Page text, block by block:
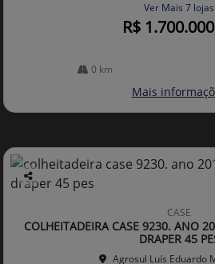
Ver Mais 7 lojas
R$
0 km
Mais
Co
arti
lhe
CASE
COLHEITADEIRA CASE 9230. ANO
DRAPER 45
Agrosul Luís Eduardo